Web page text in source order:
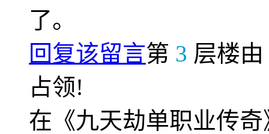
了。
回复该留言第 3 层楼由
占领!
在《九天劫单职业传